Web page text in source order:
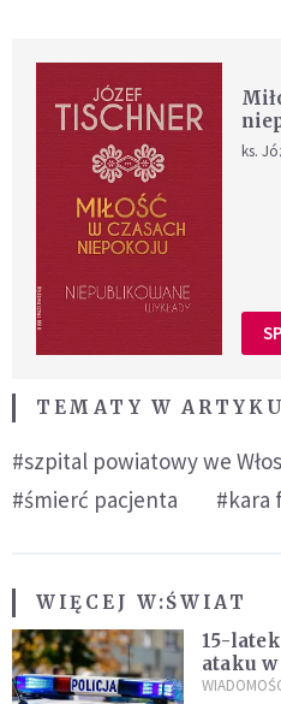
ks.
TEMATY W
#szpital powiatowy we
#śmierć pacjenta
#kara
WIĘCEJ W:ŚWIAT
15-
ataku
Policja